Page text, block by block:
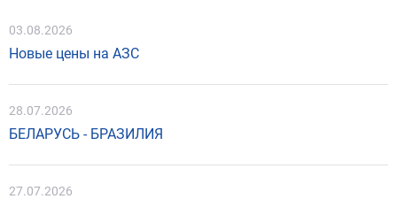
03.08.2026
Новые цены на АЗС
28.07.2026
БЕЛАРУСЬ - БРАЗИЛИЯ
27.07.2026